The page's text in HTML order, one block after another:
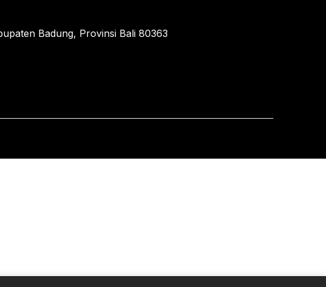
Badung, Provinsi Bali 80363